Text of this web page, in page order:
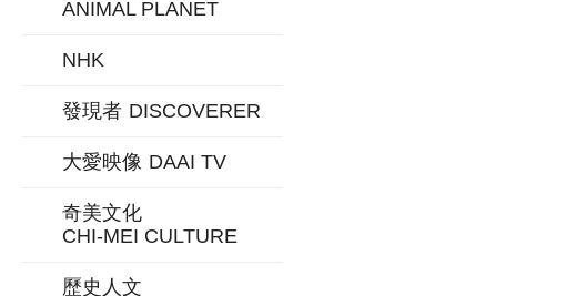
ANIMAL PLANET
NHK
發現者 DISCOVERER
大愛映像 DAAI TV
奇美文化
CHI-MEI CULTURE
歷史人文